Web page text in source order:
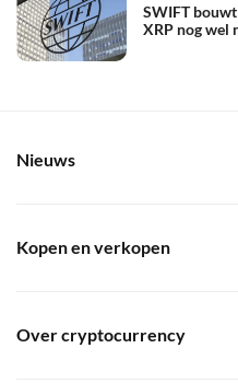
SWIFT
XRP nog wel
Nieuws
Kopen en verkopen
Over cryptocurrency